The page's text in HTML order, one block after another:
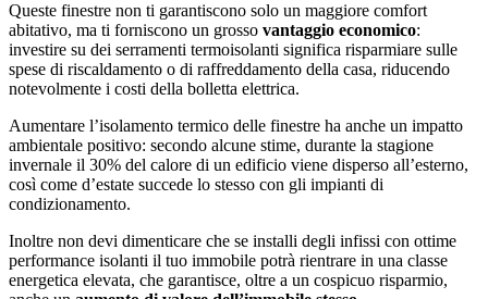
Queste finestre non ti garantiscono solo un maggiore comfort
abitativo, ma ti forniscono un grosso vantaggio economico:
investire su dei serramenti termoisolanti significa risparmiare sulle
spese di riscaldamento o di raffreddamento della casa, riducendo
notevolmente i costi della bolletta elettrica.
Aumentare l’isolamento termico delle finestre ha anche un impatto
ambientale positivo: secondo alcune stime, durante la stagione
invernale il 30% del calore di un edificio viene disperso all’esterno,
così come d’estate succede lo stesso con gli impianti di
condizionamento.
Inoltre non devi dimenticare che se installi degli infissi con ottime
performance isolanti il tuo immobile potrà rientrare in una classe
energetica elevata, che garantisce, oltre a un cospicuo risparmio,